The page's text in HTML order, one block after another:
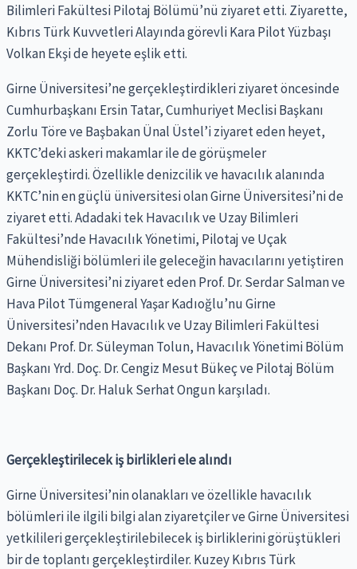
Bilimleri Fakültesi Pilotaj Bölümü’nü ziyaret etti. Ziyarette,
Kıbrıs Türk Kuvvetleri Alayında görevli Kara Pilot Yüzbaşı
Volkan Ekşi de heyete eşlik etti.
Girne Üniversitesi’ne gerçekleştirdikleri ziyaret öncesinde
Cumhurbaşkanı Ersin Tatar, Cumhuriyet Meclisi Başkanı
Zorlu Töre ve Başbakan Ünal Üstel’i ziyaret eden heyet,
KKTC’deki askeri makamlar ile de görüşmeler
gerçekleştirdi. Özellikle denizcilik ve havacılık alanında
KKTC’nin en güçlü üniversitesi olan Girne Üniversitesi’ni de
ziyaret etti. Adadaki tek Havacılık ve Uzay Bilimleri
Fakültesi’nde Havacılık Yönetimi, Pilotaj ve Uçak
Mühendisliği bölümleri ile geleceğin havacılarını yetiştiren
Girne Üniversitesi’ni ziyaret eden Prof. Dr. Serdar Salman ve
Hava Pilot Tümgeneral Yaşar Kadıoğlu’nu Girne
Üniversitesi’nden Havacılık ve Uzay Bilimleri Fakültesi
Dekanı Prof. Dr. Süleyman Tolun, Havacılık Yönetimi Bölüm
Başkanı Yrd. Doç. Dr. Cengiz Mesut Bükeç ve Pilotaj Bölüm
Başkanı Doç. Dr. Haluk Serhat Ongun karşıladı.
Gerçekleştirilecek iş birlikleri ele alındı
Girne Üniversitesi’nin olanakları ve özellikle havacılık
bölümleri ile ilgili bilgi alan ziyaretçiler ve Girne Üniversitesi
yetkilileri gerçekleştirilebilecek iş birliklerini görüştükleri
bir de toplantı gerçekleştirdiler. Kuzey Kıbrıs Türk